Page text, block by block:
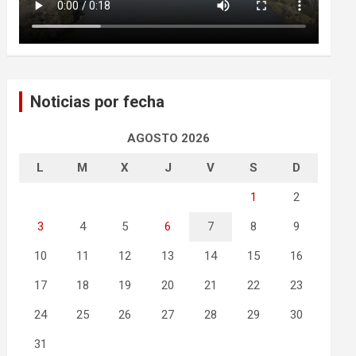
Noticias por fecha
AGOSTO 2026
L M X J V S D
1 2
3 4 5 6 7 8 9
10 11 12 13 14 15 16
17 18 19 20 21 22 23
24 25 26 27 28 29 30
31